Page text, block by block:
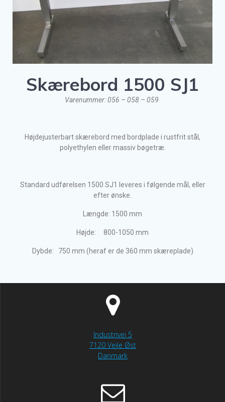
Skærebord 1500 SJ1
Varenummer: 056 – 058 – 059
Højdejusterbart skærebord med bordplade i rustfrit stål,
polyethylen eller massiv bøgetræ.
Standard udførelsen 1500 SJ1 leveres i følgende mål, eller
efter ønske.
Længde: 1500 mm
Højde: 800-1050 mm
Dybde: 750 mm (heraf er de 360 mm skæreplade)
Industrivej 5
7120 Vejle Øst
Danmark